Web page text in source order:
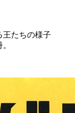
王たちの様子